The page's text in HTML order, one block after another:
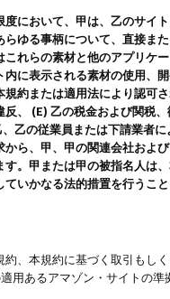
において、甲は、乙のサイ
ゆる事柄について、直接ま
これらの素材と他のアプリ
に表示される素材の使用、
約または適用法により認可
、 (E) 乙の税金および関税
乙の従業員または下請業者
ら、甲、甲の関連会社およ
。甲または甲の被指名人は
いかなる法的措置を行うこ
、本規約に基づく取引もし
用あるアマゾン・サイトの